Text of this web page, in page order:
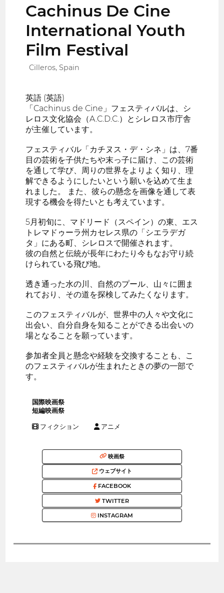
Cachinus De Cine
International Youth
Film Festival
Cilleros, Spain
英語 (英語)
「Cachinus de Cine」フェスティバルは、シ
レロス文化協会（A.C.D.C.）とシレロス市庁舎
が主催しています。
フェスティバル「カチヌス・デ・シネ」は、7番
目の芸術を子供たちや末っ子に届け、この芸術
を通して学び、周りの世界をよりよく知り、理
解できるようにしたいという願いを込めて生ま
れました。 また、彼らの懸念を画像を通して表
現する機会を得たいとも考えています。
5月初旬に、マドリード（スペイン）の東、エス
トレマドゥーラ州カセレス県の「シエラデガ
タ」にある町、シレロスで開催されます。
彼の自然と伝統が長年にわたり今もなお守り続
けられている飛び地。
透き通った水の川、自然のプール、山々に囲ま
れており、その道を探検してみたくなります。
このフェスティバルが、世界中の人々や文化に
出会い、自分自身を知ることができる出会いの
場となることを願っています。
参加者全員と懸念や経験を交換することも、こ
のフェスティバルが生まれたときの夢の一部で
す。
国際映画祭
短編映画祭
フィクション アニメ
映画祭
ウェブサイト
FACEBOOK
TWITTER
INSTAGRAM